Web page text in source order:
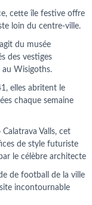
cette île festive offre
loin du centre-ville.
du musée
des vestiges
Wisigoths.
elles abritent le
chaque semaine
Valls, cet
de style futuriste
le célèbre architecte
de football de la ville
incontournable